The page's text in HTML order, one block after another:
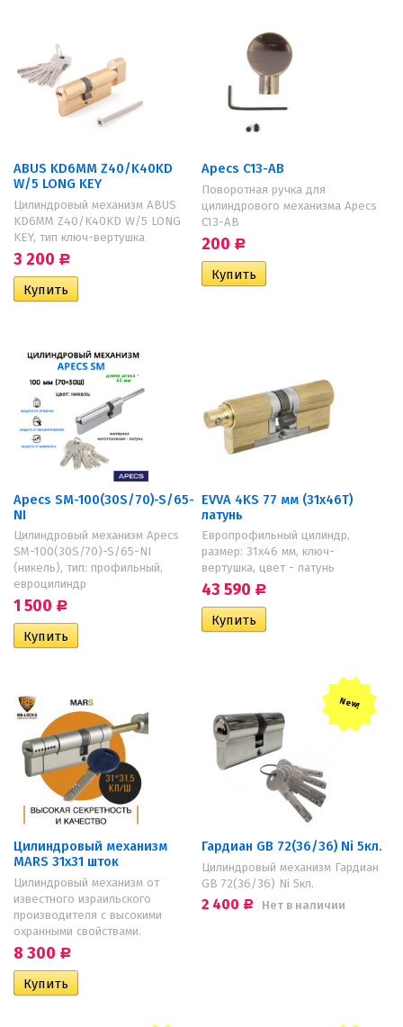
ABUS KD6MM Z40/K40KD
W/5 LONG KEY
Цилиндровый механизм ABUS
KD6MM Z40/K40KD W/5 LONG
KEY, тип ключ-вертушка
3 200 Р
Apecs C13-AB
Поворотная ручка для
цилиндрового механизма Apecs
C13-AB
200 Р
Apecs SM-100(30S/70)-S/65-
NI
Цилиндровый механизм Apecs
SM-100(30S/70)-S/65-NI
(никель), тип: профильный,
евроцилиндр
1 500 Р
EVVA 4KS 77 мм (31х46Т)
латунь
Европрофильный цилиндр,
размер: 31х46 мм, ключ-
вертушка, цвет - латунь
43 590 Р
Цилиндровый механизм
MARS 31х31 шток
Цилиндровый механизм от
известного израильского
производителя с высокими
охранными свойствами.
8 300 Р
New!
Гардиан GB 72(36/36) Ni 5кл.
Цилиндровый механизм Гардиан
GB 72(36/36) Ni 5кл.
2 400 Р Нет в наличии